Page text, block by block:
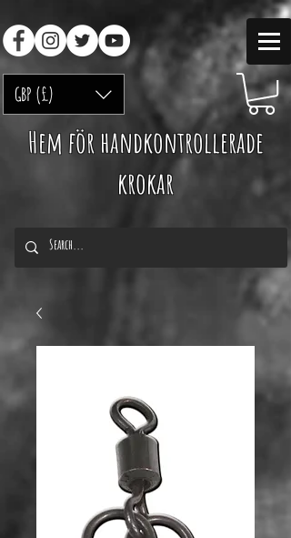
GBP (£)
Hem för handkontrollerade
krokar